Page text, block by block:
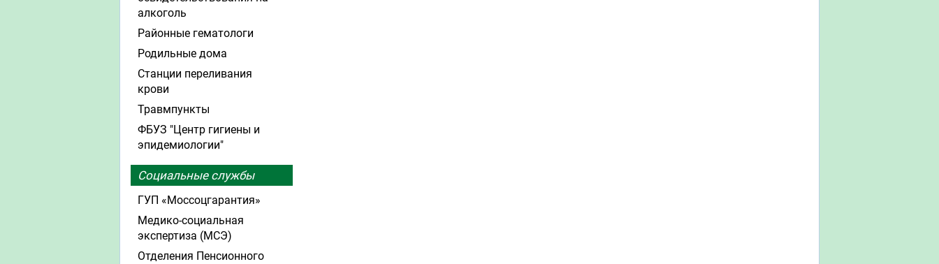
алкоголь
Районные гематологи
Родильные дома
Станции переливания
крови
Травмпункты
ФБУЗ "Центр гигиены и
эпидемиологии"
Социальные службы
ГУП «Моссоцгарантия»
Медико-социальная
экспертиза (МСЭ)
Отделения Пенсионного